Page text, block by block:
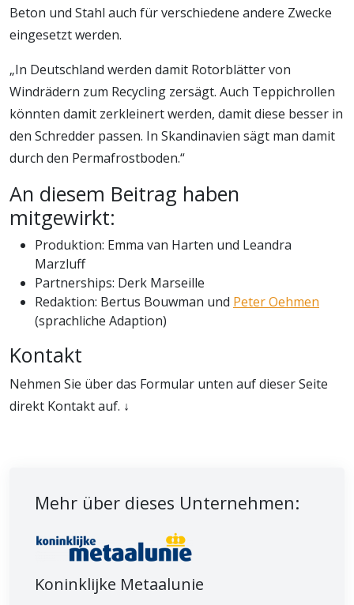
Beton und Stahl auch für verschiedene andere Zwecke
eingesetzt werden.
„In Deutschland werden damit Rotorblätter von
Windrädern zum Recycling zersägt. Auch Teppichrollen
könnten damit zerkleinert werden, damit diese besser in
den Schredder passen. In Skandinavien sägt man damit
durch den Permafrostboden.“
An diesem Beitrag haben
mitgewirkt:
Produktion: Emma van Harten und Leandra
Marzluff
Partnerships: Derk Marseille
Redaktion: Bertus Bouwman und Peter Oehmen
(sprachliche Adaption)
Kontakt
Nehmen Sie über das Formular unten auf dieser Seite
direkt Kontakt auf. ↓
Mehr über dieses Unternehmen:
Koninklijke Metaalunie